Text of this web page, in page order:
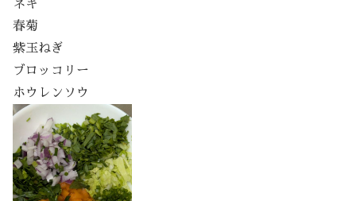
ネギ
春菊
紫玉ねぎ
ブロッコリー
ホウレンソウ